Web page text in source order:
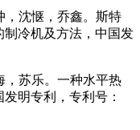
，沈惬，乔鑫。斯特
冷机及方法，中国发
，苏乐。一种水平热
明专利，专利号：